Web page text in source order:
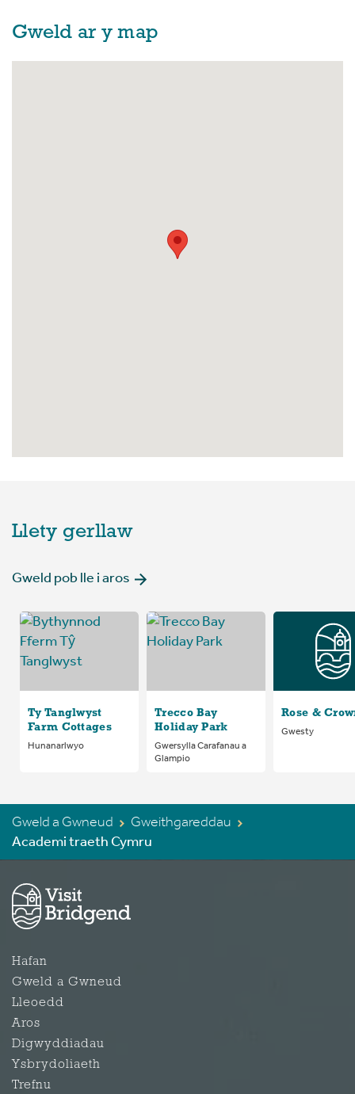
Gweld ar y map
Llety gerllaw
Gweld pob lle i aros
Ty Tanglwyst
Farm Cottages
Hunanarlwyo
Trecco Bay
Holiday Park
Gwersylla Carafanau a
Glampio
Rose &
Gwesty
Gweld a Gwneud
Gweithgareddau
Academi traeth Cymru
Hafan
Gweld a Gwneud
Lleoedd
Aros
Digwyddiadau
Ysbrydoliaeth
Trefnu